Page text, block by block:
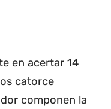
en acertar 14
catorce
componen la